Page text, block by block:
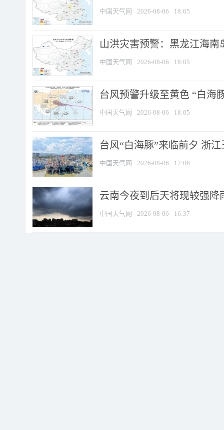
中国天气网 2026-08-06 18:05
山洪灾害预警：黑龙江海
中国天气网 2026-08-06 18:05
台风预警升级至黄色 “白海
中国天气网 2026-08-06 18:05
台风“白海豚”来临前夕 浙
中国天气网 2026-08-06 17:06
云南今夜到后天将现较强降
中国天气网 2026-08-06 16:37